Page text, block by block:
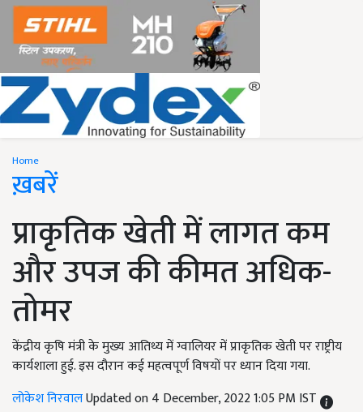
Home
ख़बरें
प्राकृतिक खेती में लागत कम
और उपज की कीमत अधिक-
तोमर
केंद्रीय कृषि मंत्री के मुख्य आतिथ्य में ग्वालियर में प्राकृतिक खेती पर राष्ट्रीय
कार्यशाला हुई. इस दौरान कई महत्वपूर्ण विषयों पर ध्यान दिया गया.
लोकेश निरवालUpdated on 4 December, 2022 1:05 PM IST